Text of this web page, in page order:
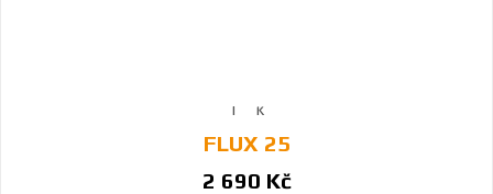
FLUX 25
2 690 Kč